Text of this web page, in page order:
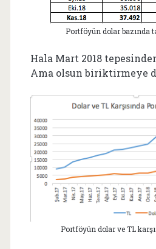
Portföyün dolar bazında
Hala Mart 2018
Ama olsun biriktirmeye
Portföyün dolar ve TL